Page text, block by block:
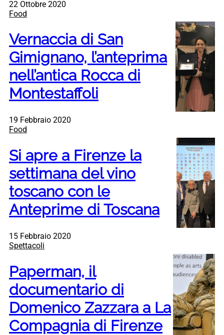
22 Ottobre 2020
Food
Vernaccia di San
Gimignano, l’anteprima
nell’antica Rocca di
Montestaffoli
19 Febbraio 2020
Food
Si apre a Firenze la
settimana del vino
toscano con le
Anteprime di Toscana
15 Febbraio 2020
Spettacoli
Paperman, il
documentario di
Domenico Zazzara a La
Compagnia di Firenze